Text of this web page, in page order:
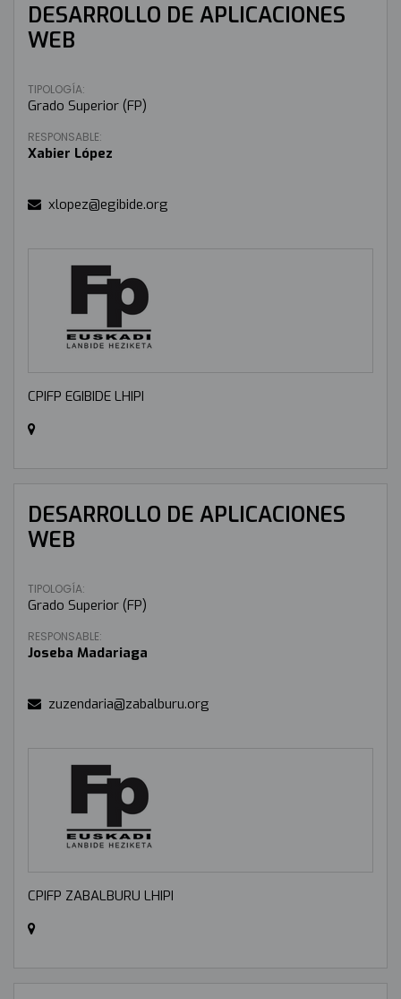
DESARROLLO DE APLICACIONES
WEB
TIPOLOGÍA:
Grado Superior (FP)
RESPONSABLE:
Xabier López
xlopez@egibide.org
CPIFP EGIBIDE LHIPI
DESARROLLO DE APLICACIONES
WEB
TIPOLOGÍA:
Grado Superior (FP)
RESPONSABLE:
Joseba Madariaga
zuzendaria@zabalburu.org
CPIFP ZABALBURU LHIPI